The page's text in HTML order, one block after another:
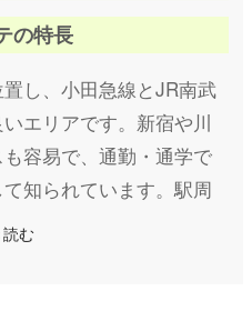
の特長
し、小田急線とJR南武
エリアです。新宿や川
容易で、通勤・通学で
知られています。駅周
園なども多く、落ち着
む